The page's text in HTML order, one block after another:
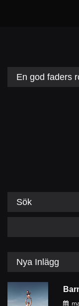
En god faders
Sök
Nya Inlägg